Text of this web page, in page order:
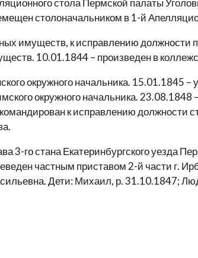
стола Пермской палаты
столоначальником в 1-й
имуществ, к исправлению должности
10.01.1844 – произведен в
окружного начальника. 15.01.1845
окружного начальника. 23.08.1848
к исправлению должности
3-го стана Екатеринбургского уезда
частным приставом 2-й части г.
Дети: Михаил, р. 31.10.1847;